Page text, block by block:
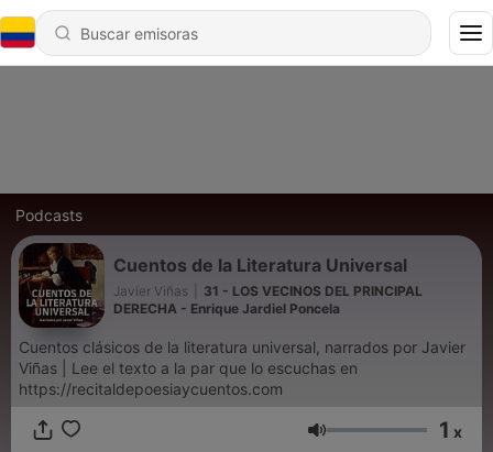
Podcasts
Cuentos de la Literatura Universal
Javier Viñas
31 - LOS VECINOS DEL PRINCIPAL
DERECHA - Enrique Jardiel Poncela
Cuentos clásicos de la literatura universal, narrados por Javier
Viñas | Lee el texto a la par que lo escuchas en
https://recitaldepoesiaycuentos.com
Volumen 1 x